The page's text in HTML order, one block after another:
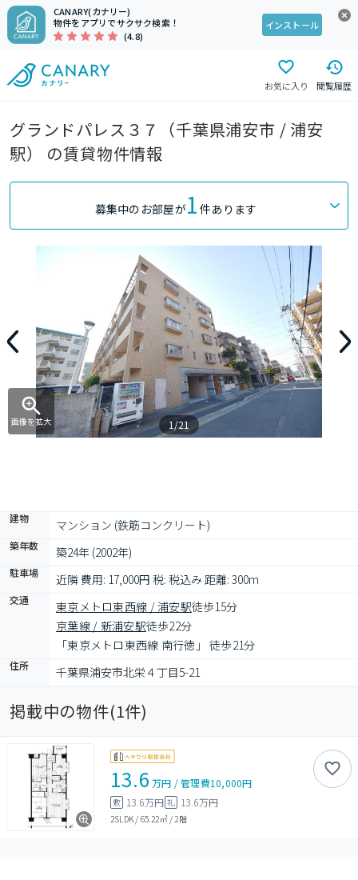
CANARY(カナリー)
物件をアプリでサクサク検索！
(4.8)
インストール
お気に入り 閲覧履歴
グランドパレス３７（千葉県浦安市 / 浦安
駅） の賃貸物件情報
募集中のお部屋が1 件あります
画像を拡大 1/21
建物 マンション (鉄筋コンクリート)
築年数 築24年 (2002年)
駐車場 近隣 費用: 17,000円 税: 税込み 距離: 300m
交通 東京メトロ東西線 / 浦安駅徒歩15分
京葉線 / 新浦安駅徒歩22分
「東京メトロ東西線 南行徳」 徒歩21分
住所 千葉県浦安市北栄４丁目5-21
掲載中の物件(1件)
13.6 万円 /管理費10,000円
敷 13.6万円 礼 13.6万円
2SLDK / 65.22㎡/2階